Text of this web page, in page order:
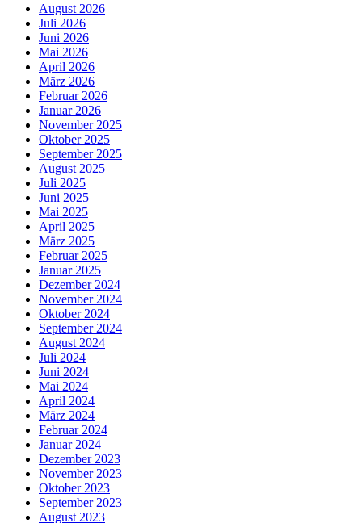
August 2026
Juli 2026
Juni 2026
Mai 2026
April 2026
März 2026
Februar 2026
Januar 2026
November 2025
Oktober 2025
September 2025
August 2025
Juli 2025
Juni 2025
Mai 2025
April 2025
März 2025
Februar 2025
Januar 2025
Dezember 2024
November 2024
Oktober 2024
September 2024
August 2024
Juli 2024
Juni 2024
Mai 2024
April 2024
März 2024
Februar 2024
Januar 2024
Dezember 2023
November 2023
Oktober 2023
September 2023
August 2023